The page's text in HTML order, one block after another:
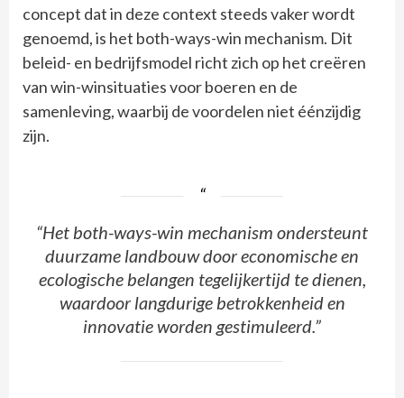
concept dat in deze context steeds vaker wordt
genoemd, is het both-ways-win mechanism. Dit
beleid- en bedrijfsmodel richt zich op het creëren
van win-winsituaties voor boeren en de
samenleving, waarbij de voordelen niet éénzijdig
zijn.
“Het both-ways-win mechanism ondersteunt
duurzame landbouw door economische en
ecologische belangen tegelijkertijd te dienen,
waardoor langdurige betrokkenheid en
innovatie worden gestimuleerd.”